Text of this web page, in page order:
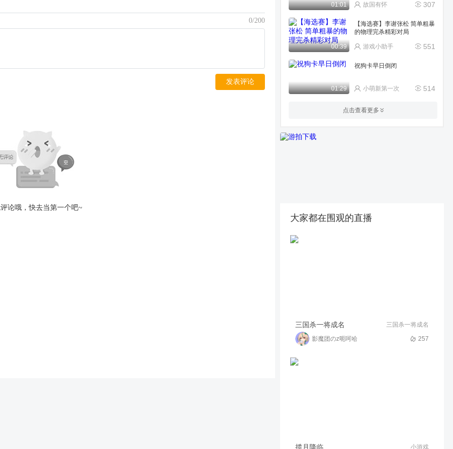
0/200
发表评论
论哦，快去当第一个吧~
01:01 307
故国有怀
00:39
【海选赛】李谢张松 简单粗暴
的物理完杀精彩对局
551
游戏小助手
01:29
祝狗卡早日倒闭
514
小萌新第一次
200抽冲曹华，还是要直接换
05:02 茗茶罐子
00:18 228
点击查看更多
大家都在围观的直播
三国杀一将成名
三国杀一将成名
257
影魔团のz呃呵哈
小游戏
揽月降临